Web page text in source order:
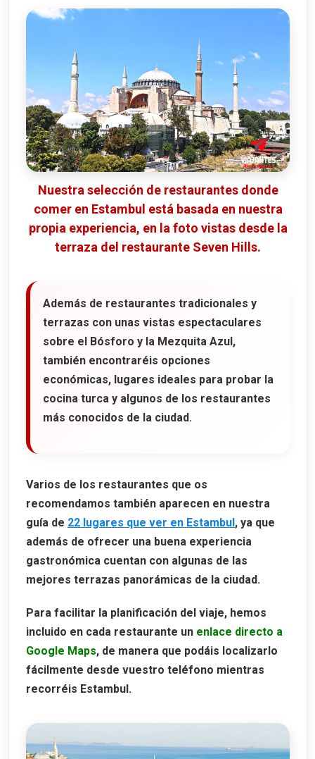
La Torre del Reloj
Bazar de las especies
Mezquita de Ortaköy
Mezquita de Suleyman
Puente de Gálata
Torre de Gálata
¿Sabías qué?
Barrio de Eminönü
Plaza Taksim
Barrio de Besitkas
Barrio de Uskudar (zona asiática)
Acueducto de Valens
Parque Gülhane
Disfrutar de la terraza de un restaurante
Nuestro hotel en Estambul
Nuestra selección de restaurantes donde
comer en Estambul está basada en nuestra
propia experiencia, en la foto vistas desde la
terraza del restaurante Seven Hills.
Además de restaurantes tradicionales y
terrazas con unas vistas espectaculares
sobre el Bósforo y la Mezquita Azul,
también encontraréis opciones
económicas, lugares ideales para probar la
cocina turca y algunos de los restaurantes
más conocidos de la ciudad.
Varios de los restaurantes que os
recomendamos también aparecen en nuestra
guía de 22 lugares que ver en Estambul, ya que
además de ofrecer una buena experiencia
gastronómica cuentan con algunas de las
mejores terrazas panorámicas de la ciudad.
Para facilitar la planificación del viaje, hemos
incluido en cada restaurante un enlace directo a
Google Maps, de manera que podáis localizarlo
fácilmente desde vuestro teléfono mientras
recorréis Estambul.